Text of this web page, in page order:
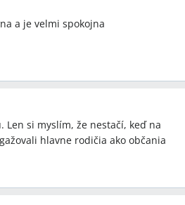
a je velmi spokojna
Len si myslím, že nestačí, keď na
hlavne rodičia ako občania